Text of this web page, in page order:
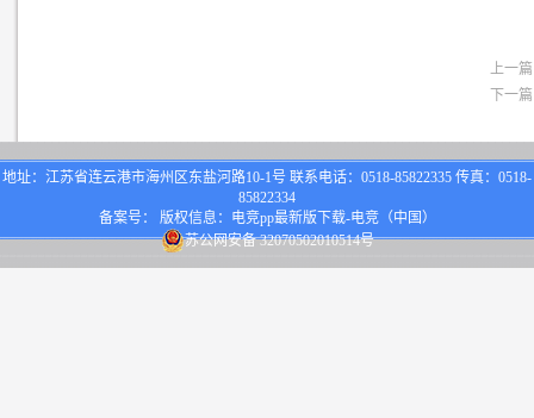
上一
下一
地址：江苏省连云港市海州区东盐河路10-1号 联系电话：0518-85822335 传真：0518-
85822334
备案号： 版权信息：电竞pp最新版下载-电竞（中国）
苏公网安备 32070502010514号